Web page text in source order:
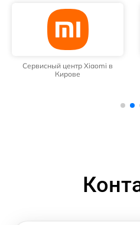
Сервисный центр Xiaomi в
Кирове